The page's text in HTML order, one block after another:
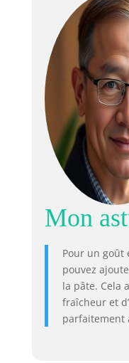
Mon
Pour un goût
pouvez
la pâte. Cela
fraîcheur et
parfaitement